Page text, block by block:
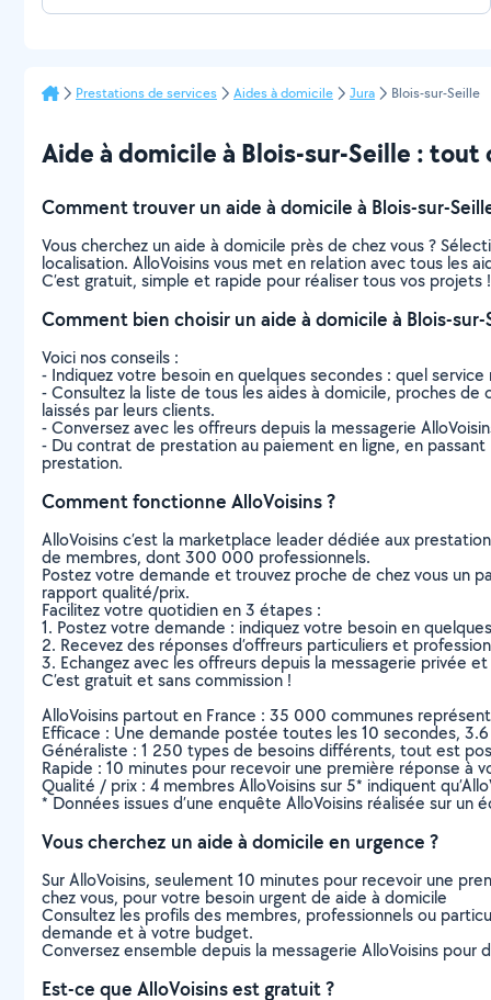
Prestations de services Aides à domicile Jura Blois-sur-Seille
Aide à domicile à Blois-sur-Seille : tout
Comment trouver un aide à domicile à Blois-sur-
Vous cherchez un aide à domicile près de chez vous ?
localisation. AlloVoisins vous met en relation avec tous les
C’est gratuit, simple et rapide pour réaliser tous vos projets !
Comment bien choisir un aide à domicile à Blois-sur-
Voici nos conseils :
- Indiquez votre besoin en quelques secondes : quel
- Consultez la liste de tous les aides à domicile, proches de
laissés par leurs clients.
- Conversez avec les offreurs depuis la messagerie
- Du contrat de prestation au paiement en ligne, en
prestation.
Comment fonctionne AlloVoisins ?
AlloVoisins c’est la marketplace leader dédiée aux
de membres, dont 300 000 professionnels.
Postez votre demande et trouvez proche de chez vous un
rapport qualité/prix.
Facilitez votre quotidien en 3 étapes :
1. Postez votre demande : indiquez votre besoin en
2. Recevez des réponses d’offreurs particuliers et
3. Echangez avec les offreurs depuis la messagerie privée
C’est gratuit et sans commission !
AlloVoisins partout en France : 35 000 communes
Efficace : Une demande postée toutes les 10 secondes,
Généraliste : 1 250 types de besoins différents, tout est
Rapide : 10 minutes pour recevoir une première réponse à
Qualité / prix : 4 membres AlloVoisins sur 5* indiquent
* Données issues d’une enquête AlloVoisins réalisée sur
Vous cherchez un aide à domicile en urgence ?
Sur AlloVoisins, seulement 10 minutes pour recevoir une
chez vous, pour votre besoin urgent de aide à domicile
Consultez les profils des membres, professionnels ou
demande et à votre budget.
Conversez ensemble depuis la messagerie AlloVoisins
Est-ce que AlloVoisins est gratuit ?